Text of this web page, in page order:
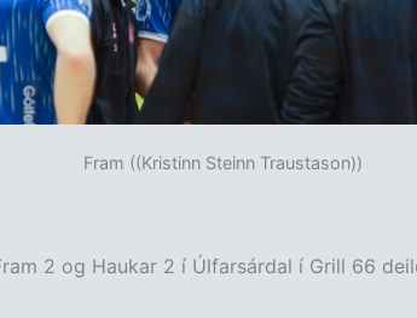
Fram ((Kristinn Steinn Traustason))
2 og Haukar 2 í Úlfarsárdal í Grill 66